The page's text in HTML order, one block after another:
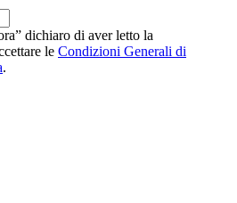
dichiaro di aver letto la
le Condizioni Generali di
.